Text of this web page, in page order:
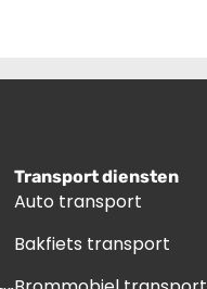
Transport diensten
Auto transport
Bakfiets transport